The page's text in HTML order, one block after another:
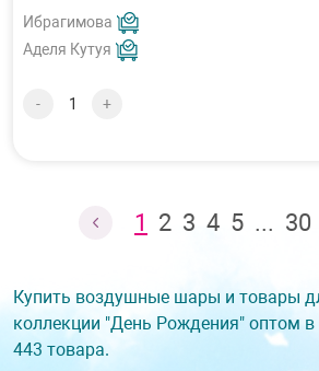
Ибрагимова
Аделя Кутуя
- +
1 2 3 4 5 ... 30
Купить воздушные шары и товары
коллекции "День Рождения" оптом
443 товара.